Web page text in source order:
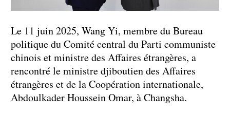
Le 11 juin 2025, Wang Yi, membre du Bureau
politique du Comité central du Parti communiste
chinois et ministre des Affaires étrangères, a
rencontré le ministre djiboutien des Affaires
étrangères et de la Coopération internationale,
Abdoulkader Houssein Omar, à Changsha.